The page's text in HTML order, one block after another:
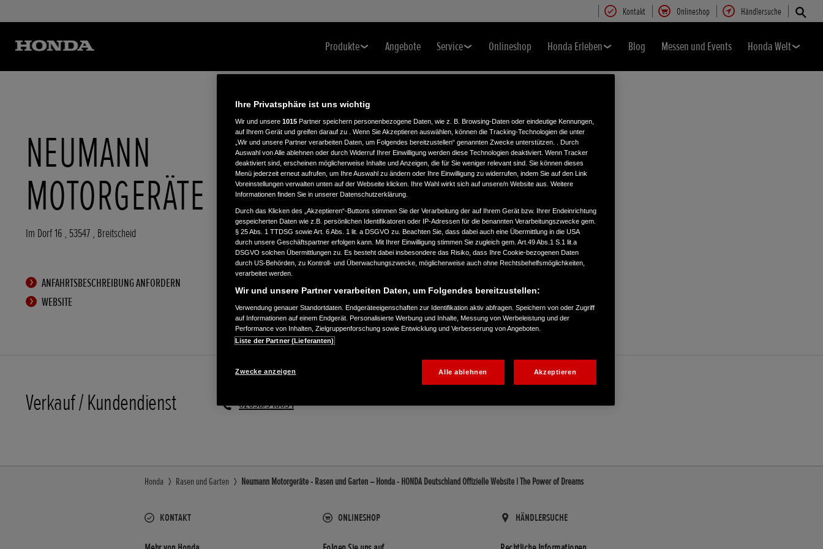
Kontakt Onlineshop Händlersuche
Produkte Angebote Service Onlineshop Honda Erleben Blog Messen und Events Honda Welt
NEUMANN
MOTORGERÄTE
Im Dorf 16 , 53547 , Breitscheid
ANFAHRTSBESCHREIBUNG ANFORDERN
WEBSITE
Verkauf / Kundendienst 02638/946034
Honda Rasen und Garten Neumann Motorgeräte - Rasen und Garten – Honda - HONDA Deutschland Offizielle Website | The Power of Dreams
KONTAKT ONLINESHOP HÄNDLERSUCHE
Ihre Privatsphäre ist uns wichtig
Wir und unsere 1015 Partner speichern personenbezogene Daten, wie z. B. Browsing-Daten oder eindeutige Kennungen,
auf Ihrem Gerät und greifen darauf zu . Wenn Sie Akzeptieren auswählen, können die Tracking-Technologien die unter
„Wir und unsere Partner verarbeiten Daten, um Folgendes bereitzustellen“ genannten Zwecke unterstützen. . Durch
Auswahl von Alle ablehnen oder durch Widerruf Ihrer Einwilligung werden diese Technologien deaktiviert. Wenn Tracker
deaktiviert sind, erscheinen möglicherweise Inhalte und Anzeigen, die für Sie weniger relevant sind. Sie können dieses
Menü jederzeit erneut aufrufen, um Ihre Auswahl zu ändern oder Ihre Einwilligung zu widerrufen, indem Sie auf den Link
Voreinstellungen verwalten unten auf der Webseite klicken. Ihre Wahl wirkt sich auf unsere/n Website aus. Weitere
Informationen finden Sie in unserer Datenschutzerklärung.
Durch das Klicken des „Akzeptieren“-Buttons stimmen Sie der Verarbeitung der auf Ihrem Gerät bzw. Ihrer Endeinrichtung
gespeicherten Daten wie z.B. persönlichen Identifikatoren oder IP-Adressen für die benannten Verarbeitungszwecke gem.
§ 25 Abs. 1 TTDSG sowie Art. 6 Abs. 1 lit. a DSGVO zu. Beachten Sie, dass dabei auch eine Übermittlung in die USA
durch unsere Geschäftspartner erfolgen kann. Mit Ihrer Einwilligung stimmen Sie zugleich gem. Art.49 Abs.1 S.1 lit.a
DSGVO solchen Übermittlungen zu. Es besteht dabei insbesondere das Risiko, dass Ihre Cookie-bezogenen Daten
durch US-Behörden, zu Kontroll- und Überwachungszwecke, möglicherweise auch ohne Rechtsbehelfsmöglichkeiten,
verarbeitet werden.
Wir und unsere Partner verarbeiten Daten, um Folgendes bereitzustellen:
Verwendung genauer Standortdaten. Endgeräteeigenschaften zur Identifikation aktiv abfragen. Speichern von oder Zugriff
auf Informationen auf einem Endgerät. Personalisierte Werbung und Inhalte, Messung von Werbeleistung und der
Performance von Inhalten, Zielgruppenforschung sowie Entwicklung und Verbesserung von Angeboten.
Liste der Partner (Lieferanten)
Zwecke anzeigen Alle ablehnen Akzeptieren